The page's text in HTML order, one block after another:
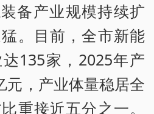
备产业规模持续扩
。目前，全市新能
135家，2025年产
元，产业体量稳居全
重接近五分之一。